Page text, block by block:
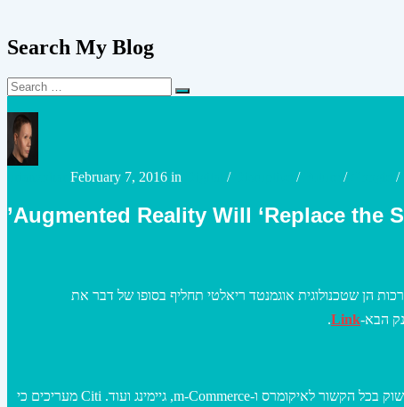
Search My Blog
Search
for:
Search
February 7, 2016 in / / / /
Augmented Reality Will ‘Replace the
הן שטכנולוגית אוגמנטד ריאלטי תחליף בסופו של דבר את
Link
.
, טכנולוגית AR כפי הנראה הולכות להיות השחקן המרכזי המשבש של השוק בכל הקשור לאיקומרס ו-m-Commerce, גיימינג ועוד. Citi מעריכים כי